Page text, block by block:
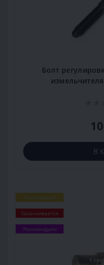
Болт
В
Популярный
Заканчивается
Рекомендуем